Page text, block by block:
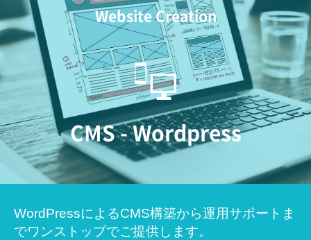
Website Creation
CMS - Wordpress
WordPressによるCMS構築から運用サポートま
でワンストップでご提供します。